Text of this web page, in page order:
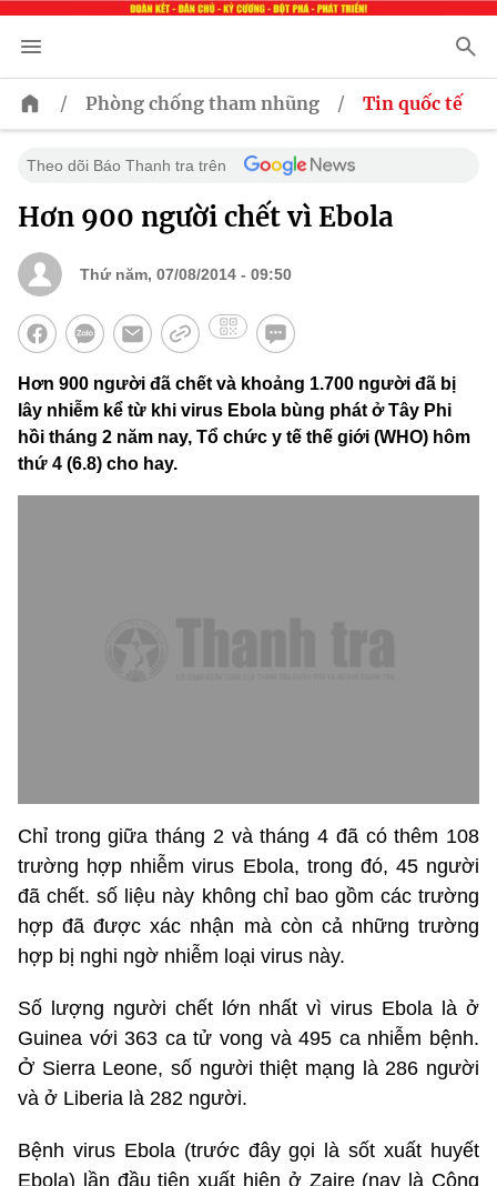
/ Phòng chống tham nhũng / Tin quốc tế
Theo dõi Báo Thanh tra trên
Hơn 900 người chết vì Ebola
Thứ năm, 07/08/2014 - 09:50
Hơn 900 người đã chết và khoảng 1.700 người đã bị
lây nhiễm kể từ khi virus Ebola bùng phát ở Tây Phi
hồi tháng 2 năm nay, Tổ chức y tế thế giới (WHO) hôm
thứ 4 (6.8) cho hay.
Chỉ trong giữa tháng 2 và tháng 4 đã có thêm 108
trường hợp nhiễm virus Ebola, trong đó, 45 người
đã chết. số liệu này không chỉ bao gồm các trường
hợp đã được xác nhận mà còn cả những trường
hợp bị nghi ngờ nhiễm loại virus này.
Số lượng người chết lớn nhất vì virus Ebola là ở
Guinea với 363 ca tử vong và 495 ca nhiễm bệnh.
Ở Sierra Leone, số người thiệt mạng là 286 người
và ở Liberia là 282 người.
Bệnh virus Ebola (trước đây gọi là sốt xuất huyết
Ebola) lần đầu tiên xuất hiện ở Zaire (nay là Cộng